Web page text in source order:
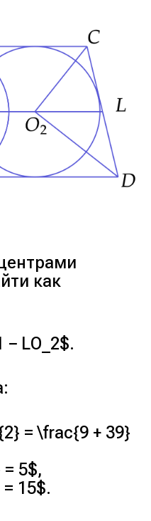
как
− LO_2$.
= \frac{9 + 39}
5$,
15$.